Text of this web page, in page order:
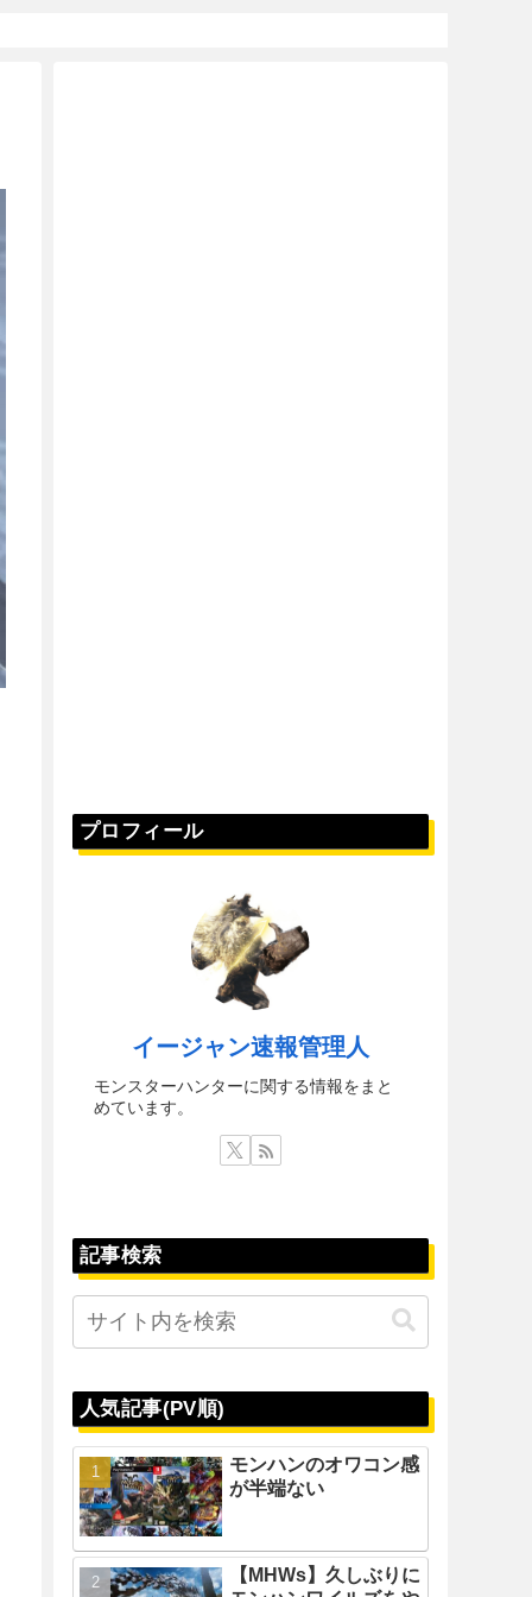
プロフィール
イージャン速報管理人
モンスターハンターに関する情報をまと
めています。
記事検索
人気記事(PV順)
モンハンのオワコン感
が半端ない
【MHWs】久しぶりに